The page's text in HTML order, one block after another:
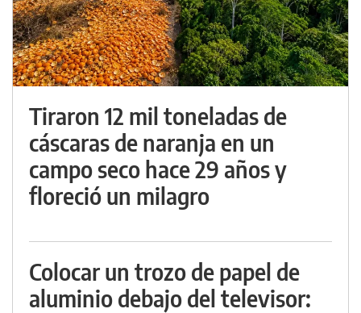
Tiraron 12 mil toneladas de
cáscaras de naranja en un
campo seco hace 29 años y
floreció un milagro
Colocar un trozo de papel de
aluminio debajo del televisor: